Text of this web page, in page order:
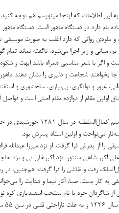
این اطلاعات که اینجا مینویسم هم توجه
ملودی روانی که دارد اغلب به صورت موسیقی
میانی و زیر اجرا می‌شود. ناگفته نماند
است و اگر با شعر مناسبی همراه باشد ابهت
بخواهند شجاعت و دلیری را نشان دهند ماهور
غرور و توانگری، بی‌نیازی، سلحشوری و
اولین مقام از دوازده مقام اصلی است و فواصل
ابوالحسن صبا، فرزند
می‌نواخت و اولین استاد پسرش بود.
را از پدرش فرا گرفت. او نزد میرزا
علی اکبر شاهی سنتور، نزد اکبرخان نی و نزد
رفت و نقاشی را فرا گرفت. هم‌چنین،
به کار بست. صبا، آثار نیما و هدایت را
سال ۱۳۱۱ با یکی از شاگردان خود با نام منتخب